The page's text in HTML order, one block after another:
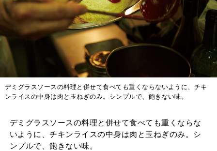
デミグラスソースの料理と併せて食べても重くならないように、チキ
ンライスの中身は肉と玉ねぎのみ。シンプルで、飽きない味。
デミグラスソースの料理と併せて食べても重くならな
いように、チキンライスの中身は肉と玉ねぎのみ。シ
ンプルで、飽きない味。